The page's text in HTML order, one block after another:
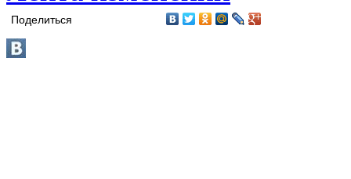
Поделиться